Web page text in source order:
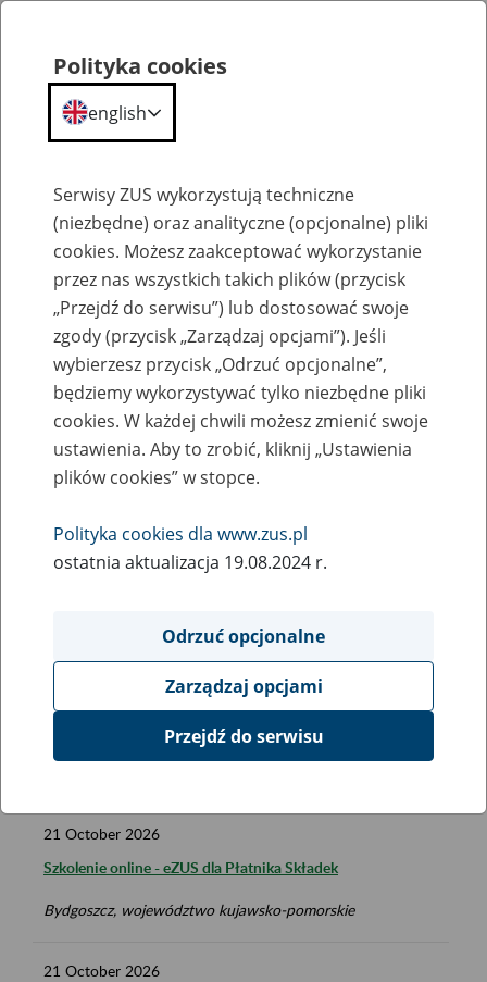
Kalendarium
Szkolenia
Date from:
Date to:
21 October 2026
Szkolenie online - eZUS dla Płatnika Składek
Bydgoszcz, województwo kujawsko-pomorskie
21 October 2026
Polityka cookies
english
Serwisy ZUS wykorzystują techniczne
(niezbędne) oraz analityczne (opcjonalne) pliki
cookies. Możesz zaakceptować wykorzystanie
przez nas wszystkich takich plików (przycisk
„Przejdź do serwisu”) lub dostosować swoje
zgody (przycisk „Zarządzaj opcjami”). Jeśli
wybierzesz przycisk „Odrzuć opcjonalne”,
będziemy wykorzystywać tylko niezbędne pliki
cookies. W każdej chwili możesz zmienić swoje
ustawienia. Aby to zrobić, kliknij „Ustawienia
plików cookies” w stopce.
Polityka cookies dla www.zus.pl
ostatnia aktualizacja 19.08.2024 r.
Odrzuć opcjonalne
Zarządzaj opcjami
Przejdź do serwisu